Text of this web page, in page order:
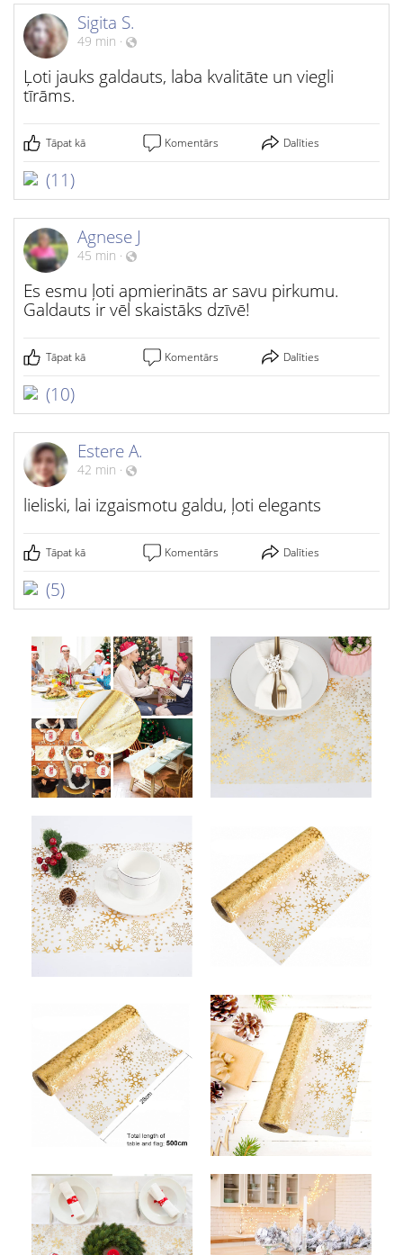
Sigita S.
49 min ·
Ļoti jauks galdauts, laba kvalitāte un viegli
tīrāms.
Tāpat kā Komentārs Dalīties
(11)
Agnese J
45 min ·
Es esmu ļoti apmierināts ar savu pirkumu.
Galdauts ir vēl skaistāks dzīvē!
Tāpat kā Komentārs Dalīties
(10)
Estere A.
42 min ·
lieliski, lai izgaismotu galdu, ļoti elegants
Tāpat kā Komentārs Dalīties
(5)